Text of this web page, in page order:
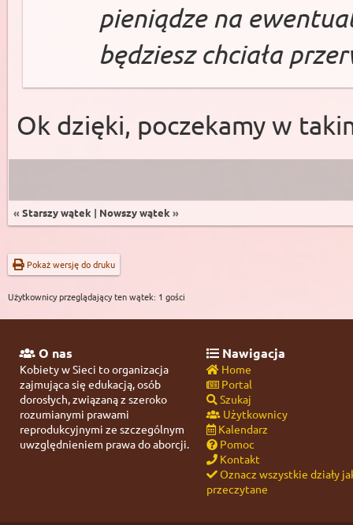
pieniądze na
będziesz chciała
Ok dzięki, poczekamy w
« Starszy wątek | Nowszy wątek »
Pokaż wersję do druku
Użytkownicy przeglądający ten wątek: 1 gości
O nas
Kobiety w Sieci to organizacja
zajmująca się edukacją, osób
dorosłych, związaną z szeroko
rozumianymi prawami
reprodukcyjnymi ze szczególnym
uwzględnieniem prawa do aborcji.
Nawigacja
Home
Portal
Szukaj
Użytkownicy
Kalendarz
Pomoc
Kontakt
Oznacz wszystkie działy
przeczytane